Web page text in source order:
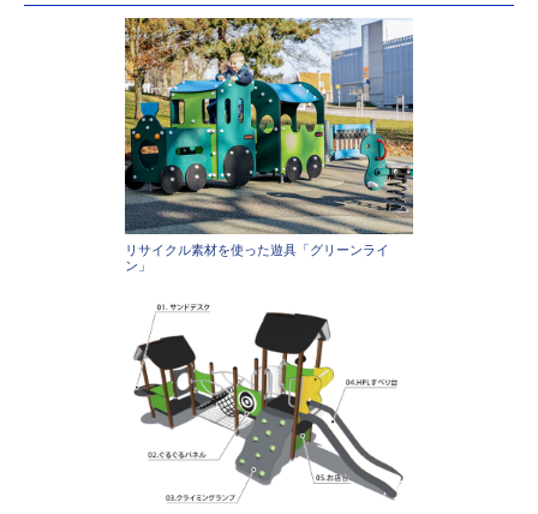
リサイクル素材を使った遊具「グリーンライ
ン」